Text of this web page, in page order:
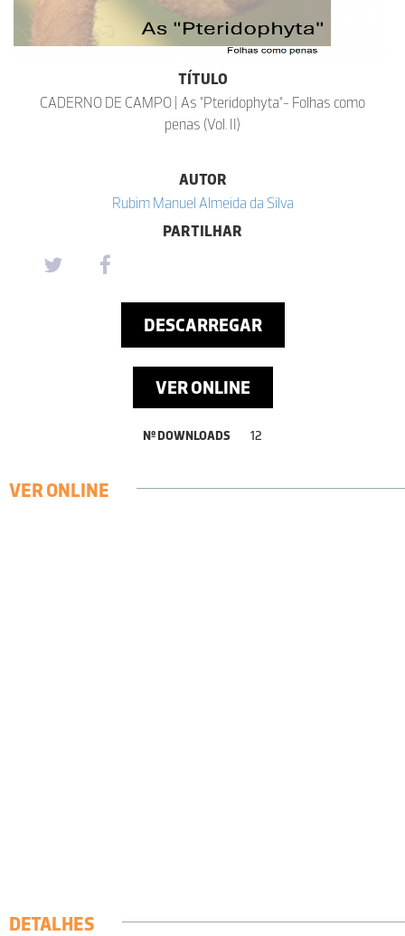
TÍTULO
CADERNO DE CAMPO | As "Pteridophyta"- Folhas como
penas (Vol. II)
AUTOR
Rubim Manuel Almeida da Silva
PARTILHAR
DESCARREGAR
VER ONLINE
Nº DOWNLOADS 12
VER ONLINE
DETALHES